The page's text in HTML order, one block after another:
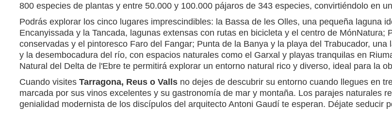
800 especies de plantas y entre 50.000 y 100.000 pájaros de 343 especies, convirtiéndolo en
Podrás explorar los cinco lugares imprescindibles: la Bassa de les Olles, una pequeña laguna
Encanyissada y la Tancada, lagunas extensas con rutas en bicicleta y el centro de
conservadas y el pintoresco Faro del Fangar; Punta de la Banya y la playa del Trabucador,
y la desembocadura del río, con espacios naturales como el Garxal y playas tranquilas en
Natural del Delta de l'Ebre te permitirá explorar un entorno natural rico y diverso, ideal para la
Cuando visites Tarragona, Reus o Valls no dejes de descubrir su entorno cuando llegues en
marcada por sus vinos excelentes y su gastronomía de mar y montaña. Los parajes naturales
genialidad modernista de los discípulos del arquitecto Antoni Gaudí te esperan. Déjate seducir